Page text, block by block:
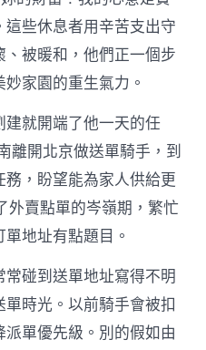
些休息者用辛苦支出守
被暖和，他們正一個步
家園的重生氣力。
就開端了他一天的任
離開北京做送單騎手，到
，盼望能為家人供給更
外賣點單的岑嶺期，繁忙
地址有點題目。
碰到送單地址寫得不明
時光。以前騎手會被扣
單優先級。別的假如由